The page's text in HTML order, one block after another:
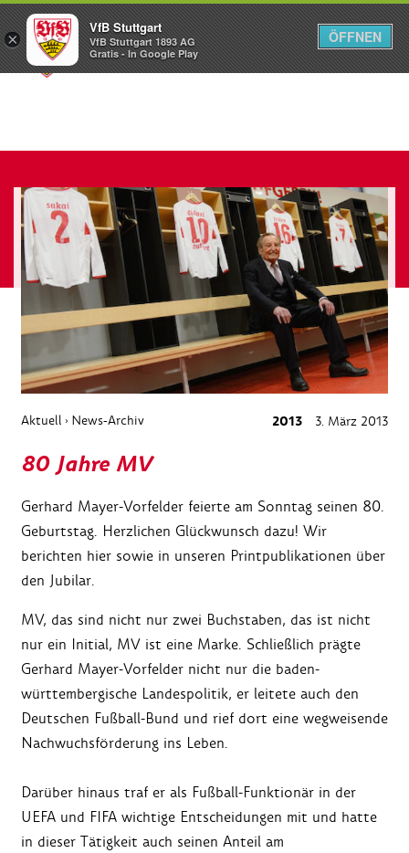
Menü
Aktuell › News-Archiv 2013 3. März 2013
80 Jahre MV
Gerhard Mayer-Vorfelder feierte am Sonntag seinen 80.
Geburtstag. Herzlichen Glückwunsch dazu! Wir
berichten hier sowie in unseren Printpublikationen über
den Jubilar.
MV, das sind nicht nur zwei Buchstaben, das ist nicht
nur ein Initial, MV ist eine Marke. Schließlich prägte
Gerhard Mayer-Vorfelder nicht nur die baden-
württembergische Landespolitik, er leitete auch den
Deutschen Fußball-Bund und rief dort eine wegweisende
Nachwuchsförderung ins Leben.
Darüber hinaus traf er als Fußball-Funktionär in der
UEFA und FIFA wichtige Entscheidungen mit und hatte
in dieser Tätigkeit auch seinen Anteil am
×
VfB Stuttgart
VfB Stuttgart 1893 AG
Gratis - In Google Play
ÖFFNEN